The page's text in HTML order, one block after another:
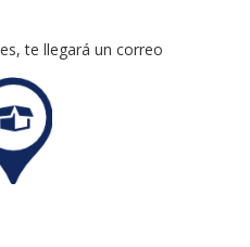
7 sin costos adicionales